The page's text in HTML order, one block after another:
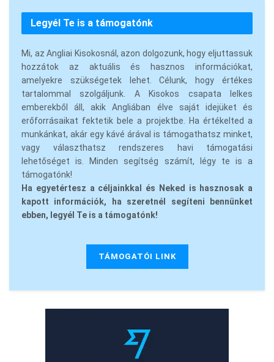
Legyél Te is a támogatónk
Mi, az Angliai Kisokosnál, azon dolgozunk, hogy eljuttassuk
hozzátok az aktuális és hasznos információkat,
amelyekre szükségetek lehet. Célunk, hogy értékes
tartalommal szolgáljunk. A Kisokos csapata lelkes
emberekből áll, akik Angliában élve saját idejüket és
erőforrásaikat fektetik bele a projektbe. Ha értékelted a
munkánkat, akár egy kávé árával is támogathatsz minket,
vagy választhatsz rendszeres havi támogatási
lehetőséget is. Minden segítség számít, légy te is a
támogatónk!
Ha egyetértesz a céljainkkal és Neked is hasznosak a
kapott információk, ha szeretnél segíteni bennünket
ebben, legyél Te is a támogatónk!
TÁMOGATÓI LINK